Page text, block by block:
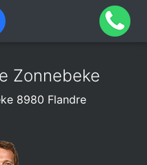
Zonnebeke
8980 Flandre